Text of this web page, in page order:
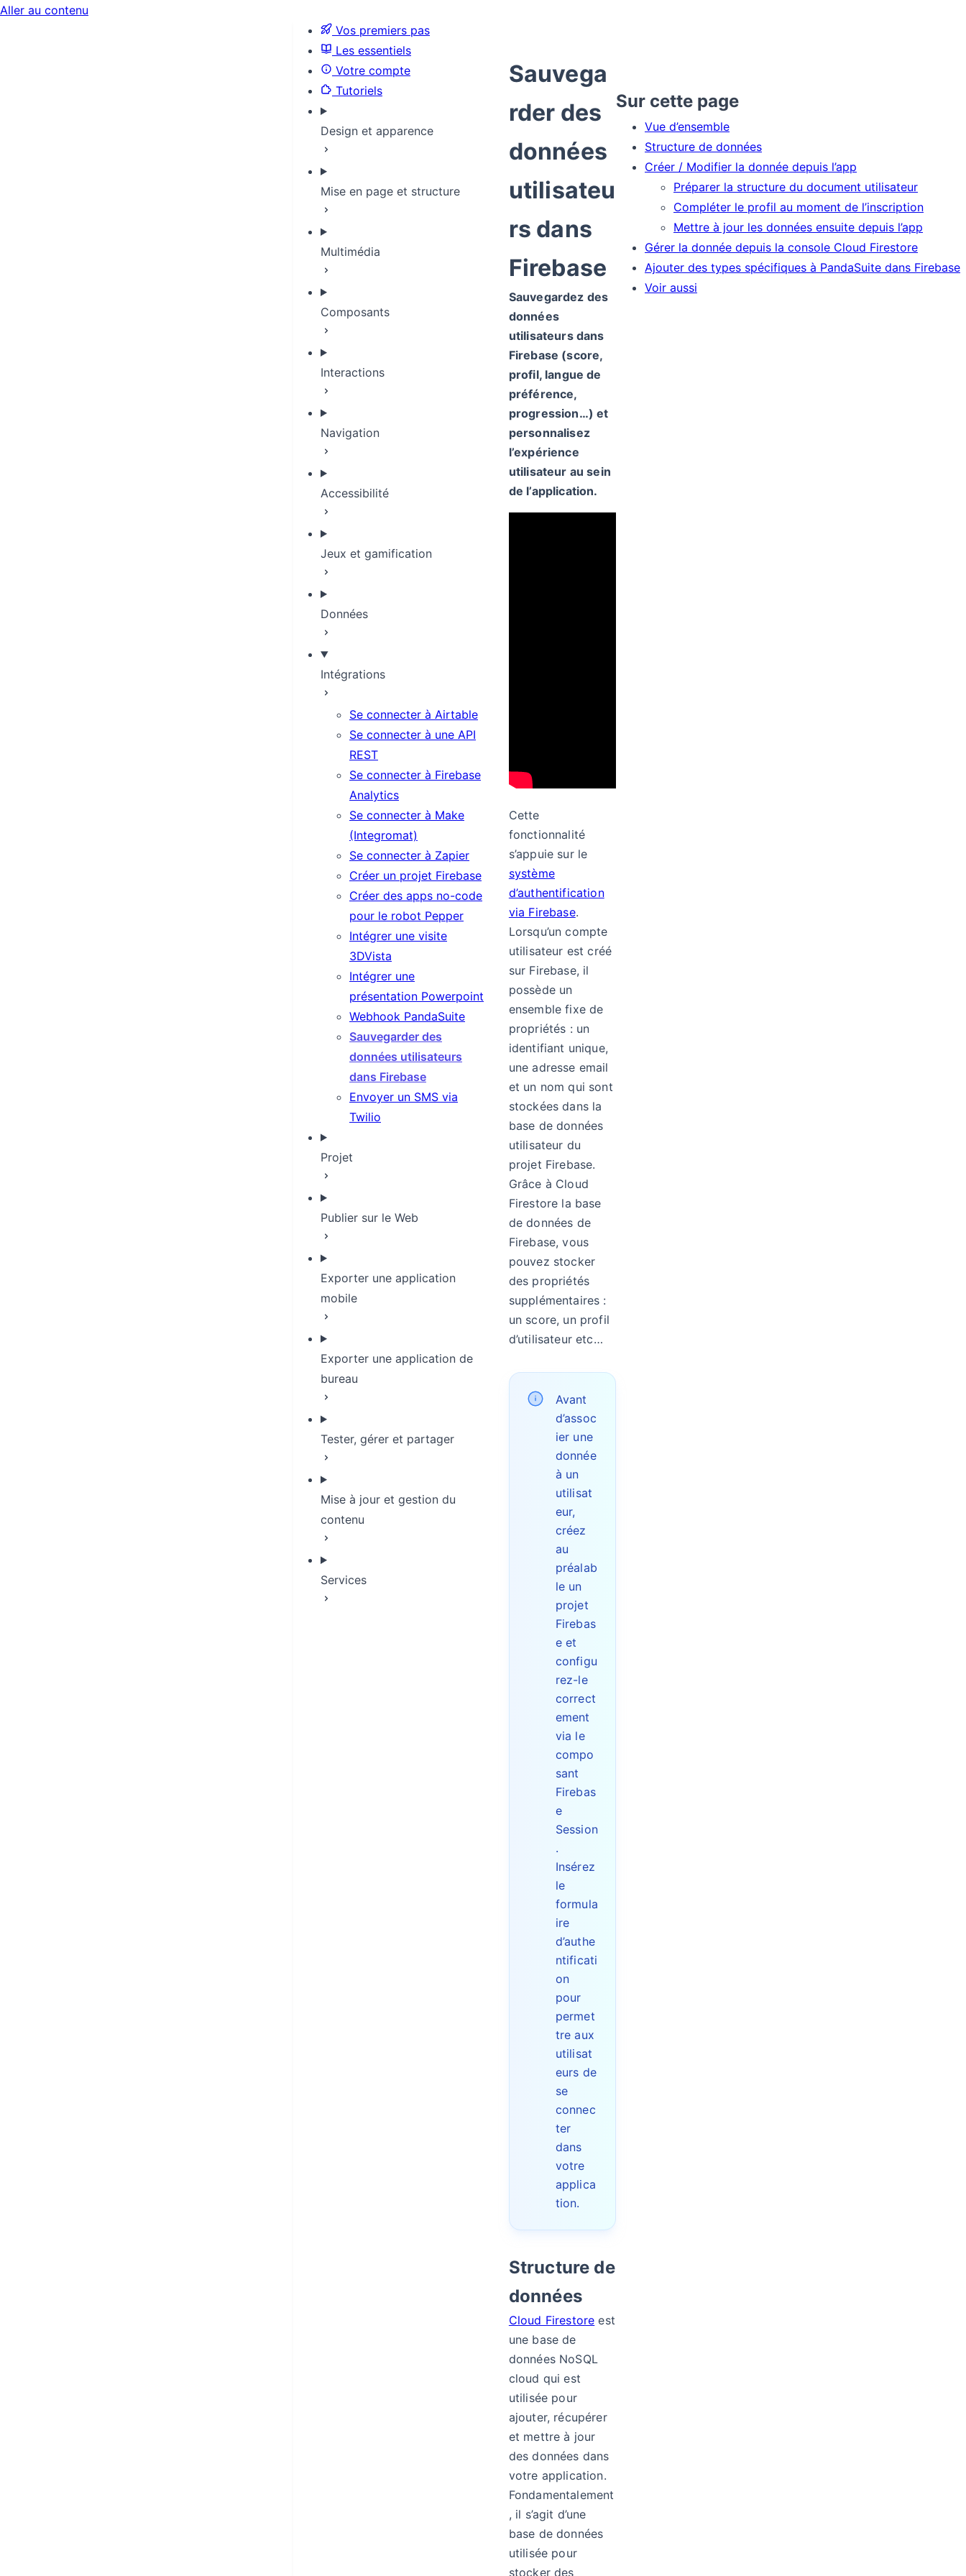
Aller au contenu
Vos premiers pas
Les essentiels
Votre compte
Tutoriels
Design et apparence
Mise en page et structure
Multimédia
Composants
Interactions
Navigation
Accessibilité
Jeux et gamification
Données
Intégrations
Se connecter à Airtable
Se connecter à une API
REST
Se connecter à Firebase
Analytics
Se connecter à Make
(Integromat)
Se connecter à Zapier
Créer un projet Firebase
Créer des apps no-code
pour le robot Pepper
Intégrer une visite
3DVista
Intégrer une
présentation Powerpoint
Webhook PandaSuite
Sauvegarder des
données utilisateurs
dans Firebase
Envoyer un SMS via
Twilio
Projet
Publier sur le Web
Exporter une application
mobile
Exporter une application de
bureau
Tester, gérer et partager
Mise à jour et gestion du
contenu
Services
Sur cette page
Vue d’ensemble
Structure de données
Créer / Modifier la donnée depuis l’app
Préparer la structure du document utilisateur
Compléter le profil au moment de l’inscription
Mettre à jour les données ensuite depuis l’app
Gérer la donnée depuis la console Cloud Firestore
Ajouter des types spécifiques à PandaSuite dans Firebase
Voir aussi
Sauvega
rder des
données
utilisateu
rs dans
Firebase
Sauvegardez des
données
utilisateurs dans
Firebase (score,
profil, langue de
préférence,
progression…) et
personnalisez
l’expérience
utilisateur au sein
de l’application.
Cette
fonctionnalité
s’appuie sur le
système
d’authentification
via Firebase.
Lorsqu’un compte
utilisateur est créé
sur Firebase, il
possède un
ensemble fixe de
propriétés : un
identifiant unique,
une adresse email
et un nom qui sont
stockées dans la
base de données
utilisateur du
projet Firebase.
Grâce à Cloud
Firestore la base
de données de
Firebase, vous
pouvez stocker
des propriétés
supplémentaires :
un score, un profil
d’utilisateur etc…
Avant
d’assoc
ier une
donnée
à un
utilisat
eur,
créez
au
préalab
le un
projet
Firebas
e et
configu
rez-le
correct
ement
via le
compo
sant
Firebas
e
Session
.
Insérez
le
formula
ire
d’authe
ntificati
on
pour
permet
tre aux
utilisat
eurs de
se
connec
ter
dans
votre
applica
tion.
Structure de
données
Cloud Firestore est
une base de
données NoSQL
cloud qui est
utilisée pour
ajouter, récupérer
et mettre à jour
des données dans
votre application.
Fondamentalement
, il s’agit d’une
base de données
utilisée pour
stocker des